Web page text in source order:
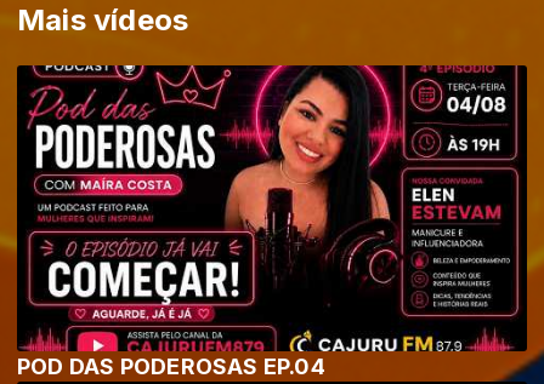
Mais vídeos
POD DAS PODEROSAS EP.04